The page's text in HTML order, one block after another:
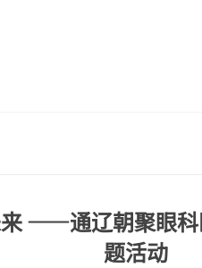
——通辽朝聚眼
题活动